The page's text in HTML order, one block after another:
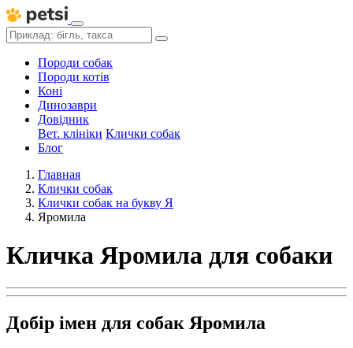
Породи собак
Породи котів
Коні
Динозаври
Довідник
Вет. клініки Клички собак
Блог
Главная
Клички собак
Клички собак на букву Я
Яромила
Кличка Яромила для собаки
Добір імен для собак Яромила